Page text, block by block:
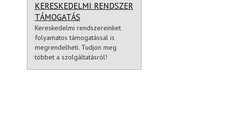
KERESKEDELMI RENDSZER
TÁMOGATÁS
Kereskedelmi rendszereinket
folyamatos támogatással is
megrendelheti. Tudjon meg
többet a szolgáltatásról!